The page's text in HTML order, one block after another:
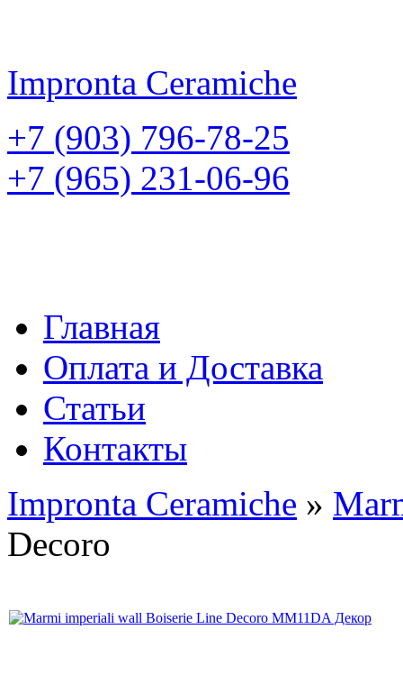
Impronta Ceramiche
+7 (903) 796-78-25
+7 (965) 231-06-96
Главная
Оплата и Доставка
Статьи
Контакты
Impronta Ceramiche »
Decoro